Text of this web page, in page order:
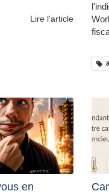
Lire l'article
en